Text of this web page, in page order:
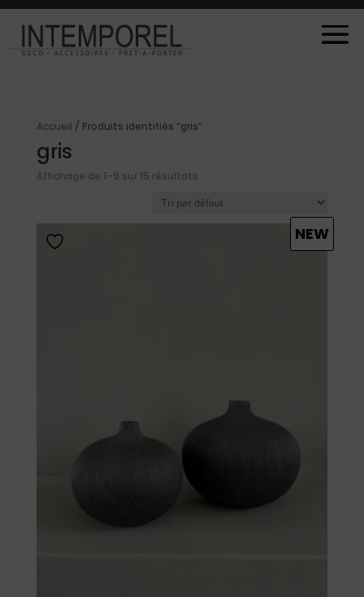
Accueil / Produits identifiés “gris”
gris
Affichage de 1–9 sur 15 résultats
NEW